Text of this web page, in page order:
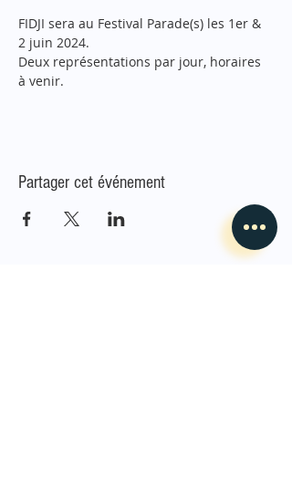
FIDJI sera au Festival Parade(s) les 1er &
2 juin 2024.
Deux représentations par jour, horaires
à venir.
Partager cet événement